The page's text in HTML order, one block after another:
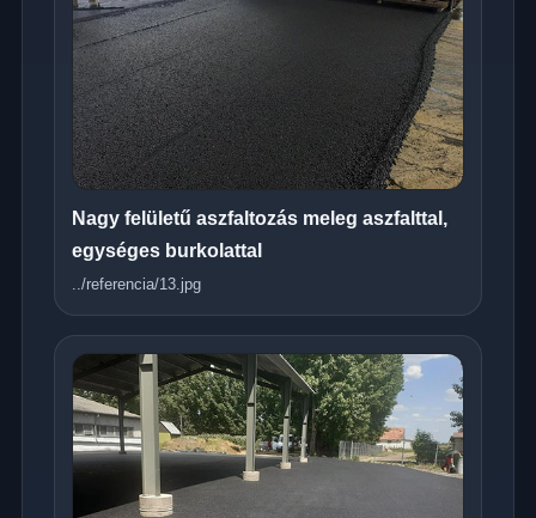
Nagy felületű aszfaltozás meleg aszfalttal,
egységes burkolattal
../referencia/13.jpg